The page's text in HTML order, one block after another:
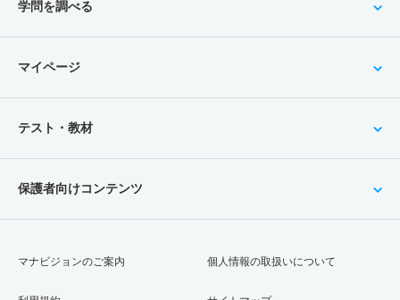
学問を調べる
マイページ
テスト・教材
保護者向けコンテンツ
マナビジョンのご案内 個人情報の取扱いについて